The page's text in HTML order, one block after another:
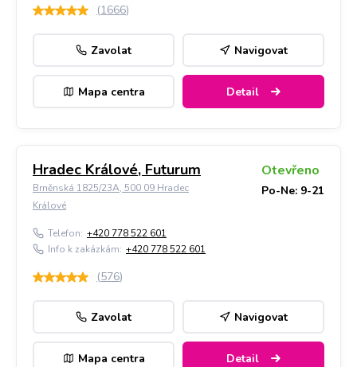
(1666)
Zavolat Navigovat
Mapa centra Detail
Hradec Králové, Futurum
Brněnská 1825/23A, 500 09 Hradec
Králové
Otevřeno
Po-Ne: 9-21
Telefon: +420 778 522 601
Info k zakázkám: +420 778 522 601
(576)
Zavolat Navigovat
Mapa centra Detail